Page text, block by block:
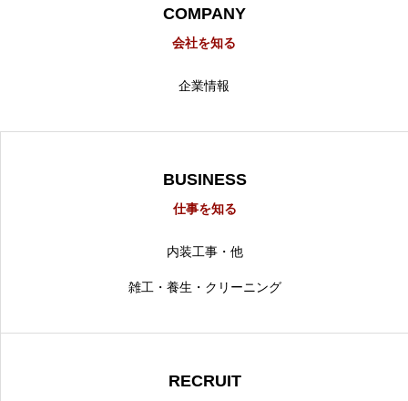
COMPANY
会社を知る
企業情報
BUSINESS
仕事を知る
内装工事・他
雑工・養生・クリーニング
RECRUIT